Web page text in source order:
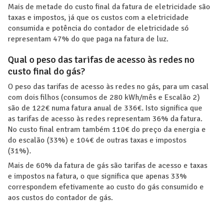
Mais de metade do custo final da fatura de eletricidade são
taxas e impostos, já que os custos com a eletricidade
consumida e potência do contador de eletricidade só
representam 47% do que paga na fatura de luz.
Qual o peso das tarifas de acesso às redes no
custo final do gás?
O peso das tarifas de acesso às redes no gás, para um casal
com dois filhos (consumos de 280 kWh/mês e Escalão 2)
são de 122€ numa fatura anual de 336€. Isto significa que
as tarifas de acesso às redes representam 36% da fatura.
No custo final entram também 110€ do preço da energia e
do escalão (33%) e 104€ de outras taxas e impostos
(31%).
Mais de 60% da fatura de gás são tarifas de acesso e taxas
e impostos na fatura, o que significa que apenas 33%
correspondem efetivamente ao custo do gás consumido e
aos custos do contador de gás.